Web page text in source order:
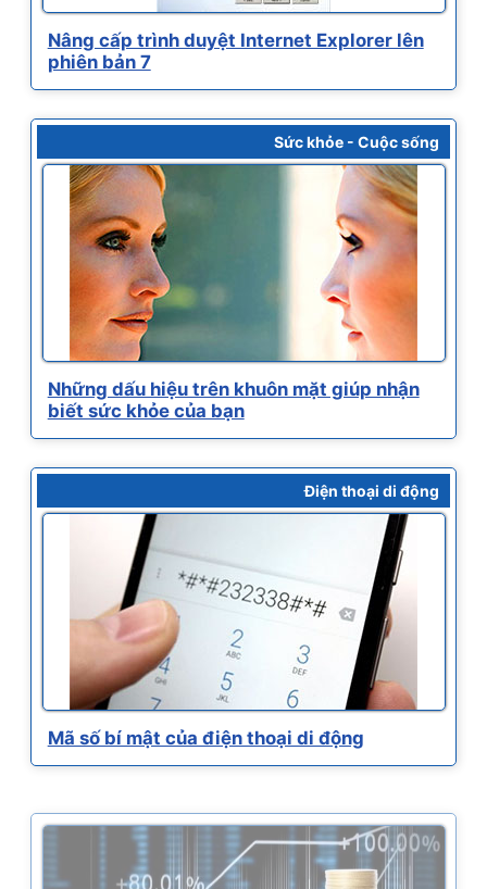
Nâng cấp trình duyệt Internet Explorer lên
phiên bản 7
Sức khỏe - Cuộc sống
Những dấu hiệu trên khuôn mặt giúp nhận
biết sức khỏe của bạn
Điện thoại di động
Mã số bí mật của điện thoại di động